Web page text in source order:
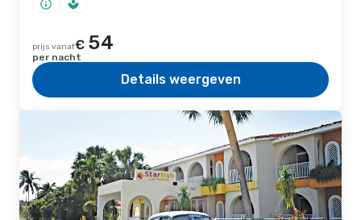
prijs vanaf€ 54
per nacht
Details weergeven